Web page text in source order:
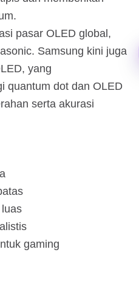
pasar OLED global,
Samsung kini juga
yang
quantum dot dan OLED
serta akurasi
gaming